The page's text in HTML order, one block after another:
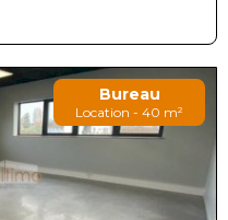
Bureau
Location - 40 m²